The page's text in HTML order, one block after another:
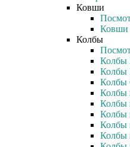
Ковши
Ковши
Колбы
Колбы
Колбы
Колбы
Колбы
Колбы
Колбы
Колбы
Колбы